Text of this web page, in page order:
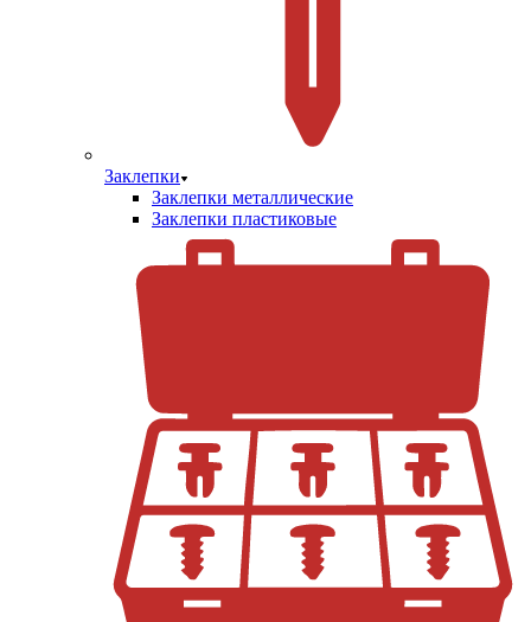
Заклепки
Заклепки металлические
Заклепки пластиковые